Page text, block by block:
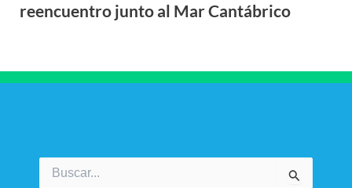
reencuentro junto al Mar Cantábrico
por: